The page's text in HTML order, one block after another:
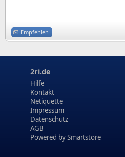
Empfehlen
2ri.de
Hilfe
Kontakt
Netiquette
Impressum
Datenschutz
AGB
Powered bySmartstore